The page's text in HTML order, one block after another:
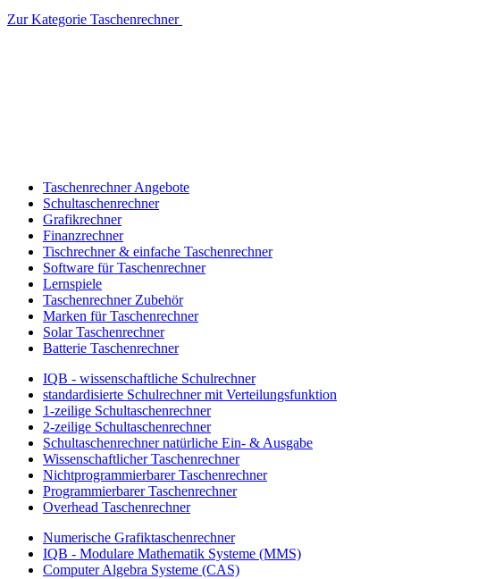
Zur Kategorie Taschenrechner
Taschenrechner Angebote
Schultaschenrechner
Grafikrechner
Finanzrechner
Tischrechner & einfache Taschenrechner
Software für Taschenrechner
Lernspiele
Taschenrechner Zubehör
Marken für Taschenrechner
Solar Taschenrechner
Batterie Taschenrechner
IQB - wissenschaftliche Schulrechner
standardisierte Schulrechner mit Verteilungsfunktion
1-zeilige Schultaschenrechner
2-zeilige Schultaschenrechner
Schultaschenrechner natürliche Ein- & Ausgabe
Wissenschaftlicher Taschenrechner
Nichtprogrammierbarer Taschenrechner
Programmierbarer Taschenrechner
Overhead Taschenrechner
Numerische Grafiktaschenrechner
IQB - Modulare Mathematik Systeme (MMS)
Computer Algebra Systeme (CAS)